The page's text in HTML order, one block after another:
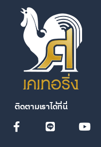
ติดตามเราได้ที่นี่